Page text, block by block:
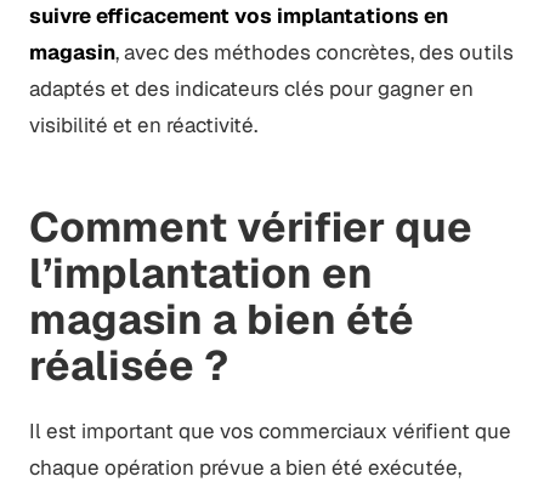
suivre efficacement vos implantations en
magasin, avec des méthodes concrètes, des outils
adaptés et des indicateurs clés pour gagner en
visibilité et en réactivité.
Comment vérifier que
l’implantation en
magasin a bien été
réalisée ?
Il est important que vos commerciaux vérifient que
chaque opération prévue a bien été exécutée,